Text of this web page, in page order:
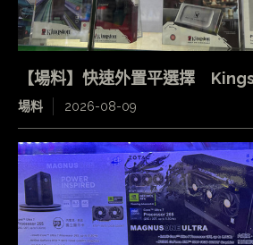
【場料】快速外置平選擇
場料 2026-08-09